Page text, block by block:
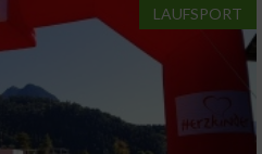
LAUFSPORT